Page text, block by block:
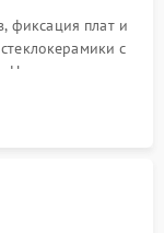
фиксация плат и
с
Нанесение